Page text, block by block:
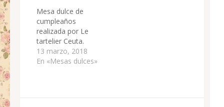
Mesa dulce de
cumpleaños
realizada por Le
tartelier Ceuta.
13 marzo, 2018
En «Mesas dulces»